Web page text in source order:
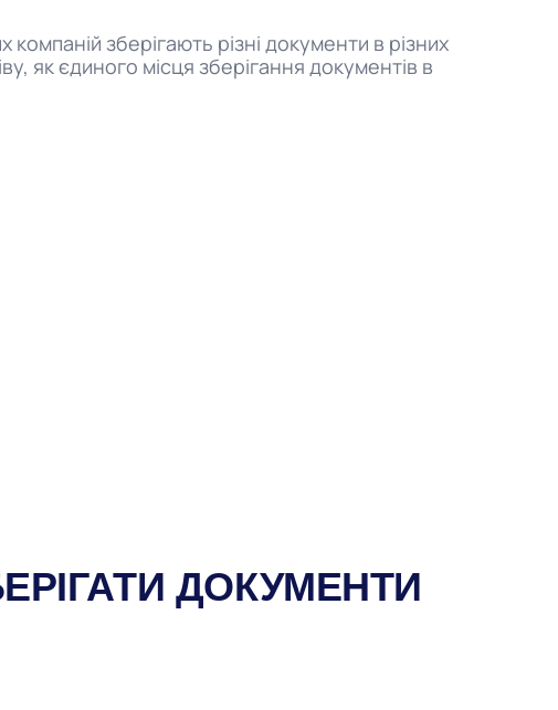
зберігають різні документи в різних
як єдиного місця зберігання документів в
ДОКУМЕНТИ